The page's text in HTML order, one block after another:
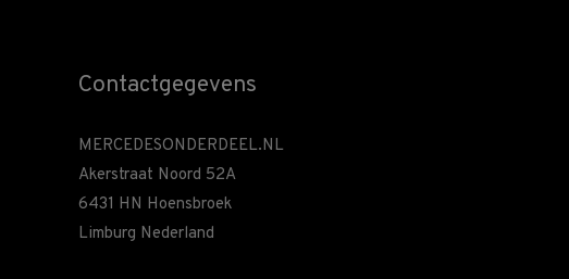
Contactgegevens
MERCEDESONDERDEEL.NL
Akerstraat Noord 52A
6431 HN Hoensbroek
Limburg Nederland